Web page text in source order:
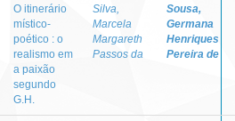
O itinerário
místico-
poético : o
realismo em
a paixão
segundo
G.H.
Silva,
Marcela
Margareth
Passos da
Sousa,
Germana
Henriques
Pereira de